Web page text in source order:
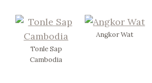
Tonle Sap
Cambodia
Angkor Wat